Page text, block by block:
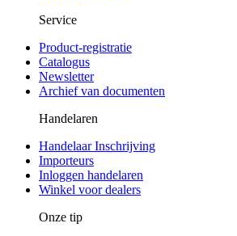
Service
Product-registratie
Catalogus
Newsletter
Archief van documenten
Handelaren
Handelaar Inschrijving
Importeurs
Inloggen handelaren
Winkel voor dealers
Onze tip